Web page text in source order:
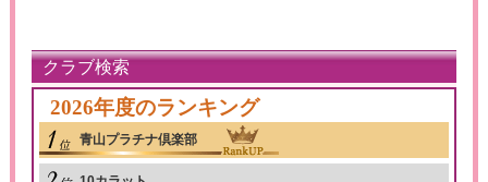
クラブ検索
2026年度のランキング
青山プラチナ倶楽部